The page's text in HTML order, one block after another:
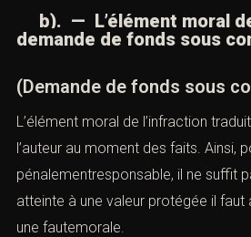
b). — L’élément moral
demande de fonds sous
(Demande de fonds sous
L’élément moral de l’infraction
l’auteur au moment des faits. Ainsi,
pénalementresponsable, il ne suffit
atteinte à une valeur protégée il
une fautemorale.